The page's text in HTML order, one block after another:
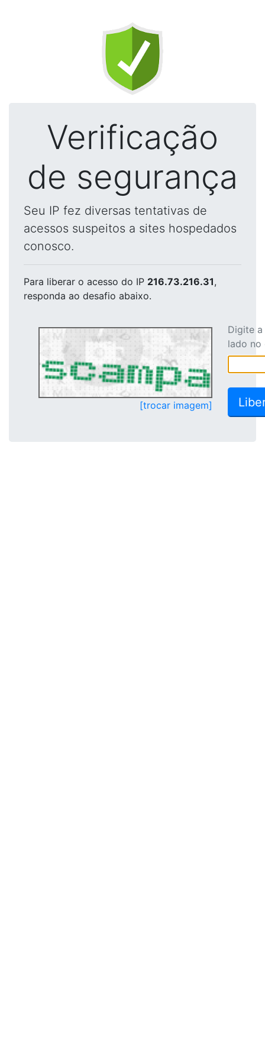
Verificação
de segurança
Seu IP fez diversas tentativas de
acessos suspeitos a sites hospedados
conosco.
Para liberar o acesso do IP 216.73.216.31,
responda ao desafio abaixo.
[trocar imagem]
Digite
lado no